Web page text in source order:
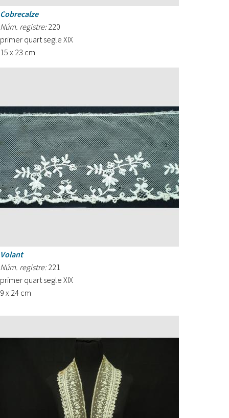
Cobrecalze
Núm. registre: 220
primer quart segle XIX
15 x 23 cm
Volant
Núm. registre: 221
primer quart segle XIX
9 x 24 cm